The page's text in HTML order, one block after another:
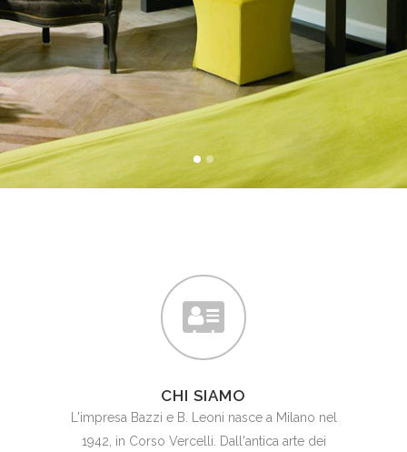
CHI SIAMO
L'impresa Bazzi e B. Leoni nasce a Milano nel
1942, in Corso Vercelli. Dall'antica arte dei